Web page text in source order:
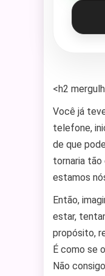
<h2
Você já
telefone,
de que
tornaria tão
estamos
Então,
estar,
propósito,
É como se
Não